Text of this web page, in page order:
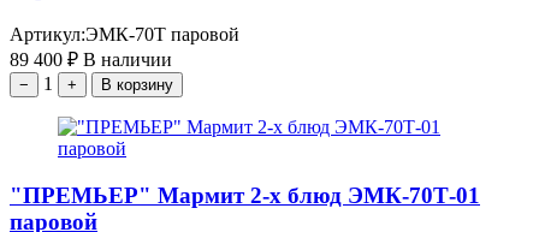
Артикул:ЭМК-70Т паровой
89 400 ₽ В наличии
− 1 + В корзину
"ПРЕМЬЕР" Мармит 2-х блюд ЭМК-70Т-01
паровой